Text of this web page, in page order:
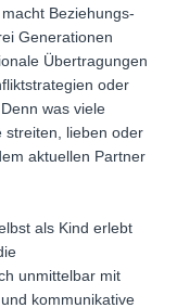
Beziehungs-
Generationen
Übertragungen
oder
was viele
streiten, lieben oder
aktuellen Partner
als Kind erlebt
unmittelbar mit
kommunikative